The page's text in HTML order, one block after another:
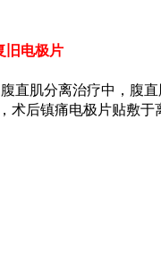
旧电极片
直肌分离治疗中，腹
术后镇痛电极片贴敷于